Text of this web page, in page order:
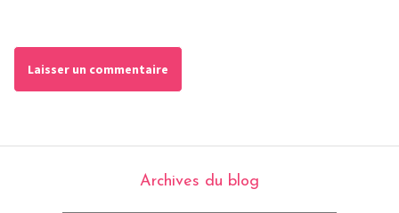
Archives du blog